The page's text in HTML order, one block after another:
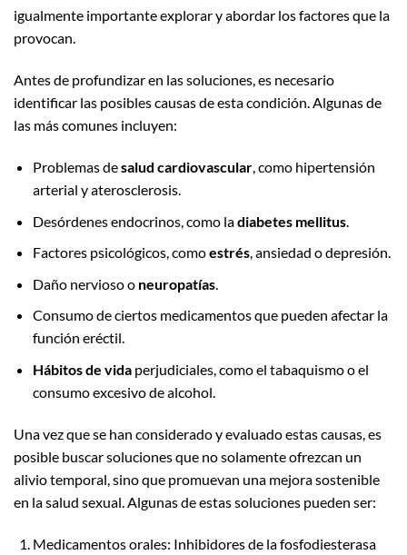
igualmente importante explorar y abordar los factores que la
provocan.
Antes de profundizar en las soluciones, es necesario
identificar las posibles causas de esta condición. Algunas de
las más comunes incluyen:
Problemas desalud cardiovascular, como hipertensión
arterial y aterosclerosis.
Desórdenes endocrinos, como ladiabetes mellitus.
Factores psicológicos, comoestrés, ansiedad o depresión.
Daño nervioso o neuropatías.
Consumo de ciertos medicamentos que pueden afectar la
función eréctil.
Hábitos de vidaperjudiciales, como el tabaquismo o el
consumo excesivo de alcohol.
Una vez que se han considerado y evaluado estas causas, es
posible buscar soluciones que no solamente ofrezcan un
alivio temporal, sino que promuevan una mejora sostenible
en la salud sexual. Algunas de estas soluciones pueden ser:
Medicamentos orales: Inhibidores de la fosfodiesterasa